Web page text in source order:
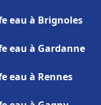
eau à Brignoles
eau à Gardanne
eau à Rennes